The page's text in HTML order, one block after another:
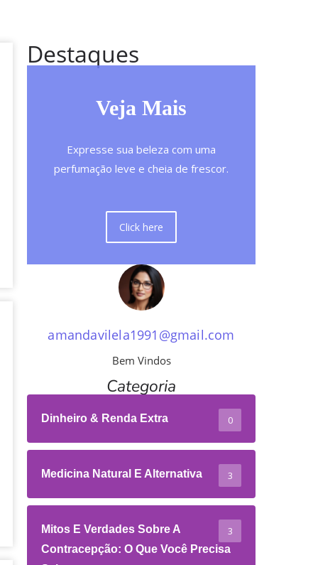
Destaques
Veja Mais
Expresse sua beleza com uma
perfumação leve e cheia de frescor.
Click here
amandavilela1991@gmail.com
Bem Vindos
Categoria
Dinheiro & Renda Extra 0
Medicina Natural E Alternativa 3
Mitos E Verdades Sobre A
Contracepção: O Que Você Precisa
3